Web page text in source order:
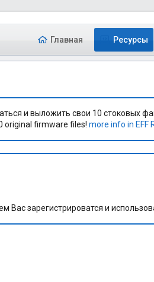
Главная Ресурсы
и выложить свои 10 стоковых
original firmware files! more info in EFF
Вас зарегистрироватся и